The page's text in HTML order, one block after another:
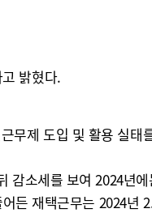
밝혔다.
무제 도입 및 활용 실태
소세를 보여 2024
든 재택근무는 2024년